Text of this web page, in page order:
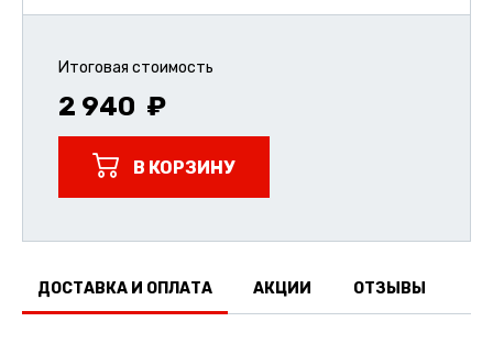
Итоговая стоимость
2 940
В КОРЗИНУ
ДОСТАВКА И ОПЛАТА АКЦИИ ОТЗЫВЫ